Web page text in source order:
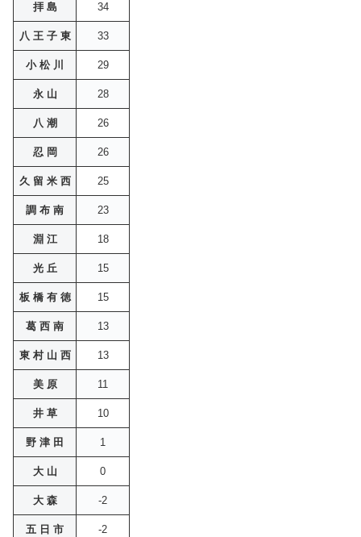
拝 島 34
八 王 子 東 33
小 松 川 29
永 山 28
八 潮 26
忍 岡 26
久 留 米 西 25
調 布 南 23
淵 江 18
光 丘 15
板 橋 有 徳 15
葛 西 南 13
東 村 山 西 13
美 原 11
井 草 10
野 津 田 1
大 山 0
大 森 -2
五 日 市 -2